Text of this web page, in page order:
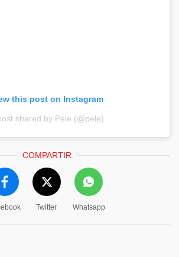
this post on Instagram
shared by Pele (@pele)
COMPARTIR
Twitter Whatsapp